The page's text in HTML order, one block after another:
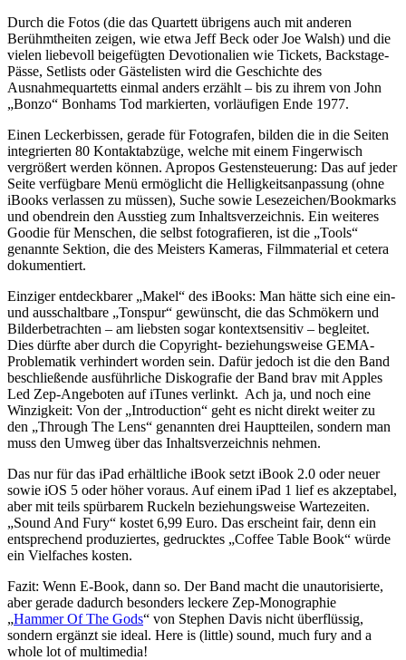
Durch die Fotos (die das Quartett übrigens auch mit anderen
Berühmtheiten zeigen, wie etwa Jeff Beck oder Joe Walsh) und die
vielen liebevoll beigefügten Devotionalien wie Tickets, Backstage-
Pässe, Setlists oder Gästelisten wird die Geschichte des
Ausnahmequartetts einmal anders erzählt – bis zu ihrem von John
„Bonzo“ Bonhams Tod markierten, vorläufigen Ende 1977.
Einen Leckerbissen, gerade für Fotografen, bilden die in die Seiten
integrierten 80 Kontaktabzüge, welche mit einem Fingerwisch
vergrößert werden können. Apropos Gestensteuerung: Das auf jeder
Seite verfügbare Menü ermöglicht die Helligkeitsanpassung (ohne
iBooks verlassen zu müssen), Suche sowie Lesezeichen/Bookmarks
und obendrein den Ausstieg zum Inhaltsverzeichnis. Ein weiteres
Goodie für Menschen, die selbst fotografieren, ist die „Tools“
genannte Sektion, die des Meisters Kameras, Filmmaterial et cetera
dokumentiert.
Einziger entdeckbarer „Makel“ des iBooks: Man hätte sich eine ein-
und ausschaltbare „Tonspur“ gewünscht, die das Schmökern und
Bilderbetrachten – am liebsten sogar kontextsensitiv – begleitet.
Dies dürfte aber durch die Copyright- beziehungsweise GEMA-
Problematik verhindert worden sein. Dafür jedoch ist die den Band
beschließende ausführliche Diskografie der Band brav mit Apples
Led Zep-Angeboten auf iTunes verlinkt. Ach ja, und noch eine
Winzigkeit: Von der „Introduction“ geht es nicht direkt weiter zu
den „Through The Lens“ genannten drei Hauptteilen, sondern man
muss den Umweg über das Inhaltsverzeichnis nehmen.
Das nur für das iPad erhältliche iBook setzt iBook 2.0 oder neuer
sowie iOS 5 oder höher voraus. Auf einem iPad 1 lief es akzeptabel,
aber mit teils spürbarem Ruckeln beziehungsweise Wartezeiten.
„Sound And Fury“ kostet 6,99 Euro. Das erscheint fair, denn ein
entsprechend produziertes, gedrucktes „Coffee Table Book“ würde
ein Vielfaches kosten.
Fazit: Wenn E-Book, dann so. Der Band macht die unautorisierte,
aber gerade dadurch besonders leckere Zep-Monographie
„Hammer Of The Gods“ von Stephen Davis nicht überflüssig,
sondern ergänzt sie ideal. Here is (little) sound, much fury and a
whole lot of multimedia!